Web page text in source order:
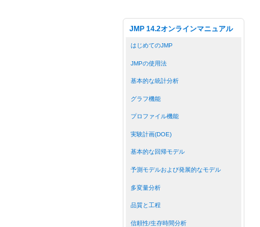
JMP 14.2オンラインマニュアル
はじめてのJMP
JMPの使用法
基本的な統計分析
グラフ機能
プロファイル機能
実験計画(DOE)
基本的な回帰モデル
予測モデルおよび発展的なモデル
多変量分析
品質と工程
信頼性/生存時間分析